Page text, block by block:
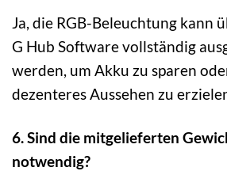
Ja, die RGB-Beleuchtung kann
G Hub Software vollständig
werden, um Akku zu sparen
dezenteres Aussehen zu
6. Sind die mitgelieferten
notwendig?